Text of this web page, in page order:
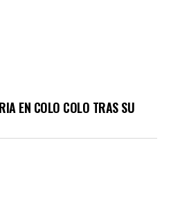
EN COLO COLO TRAS SU